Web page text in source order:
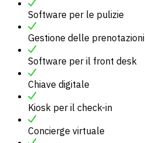
Software per le pulizie
Gestione delle prenotazioni
Software per il front desk
Chiave digitale
Kiosk per il check-in
Concierge virtuale